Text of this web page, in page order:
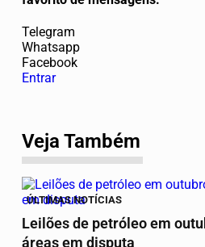
Telegram
Whatsapp
Facebook
Entrar
Veja Também
ÚLTIMAS NOTÍCIAS
Leilões de petróleo em
áreas em disputa